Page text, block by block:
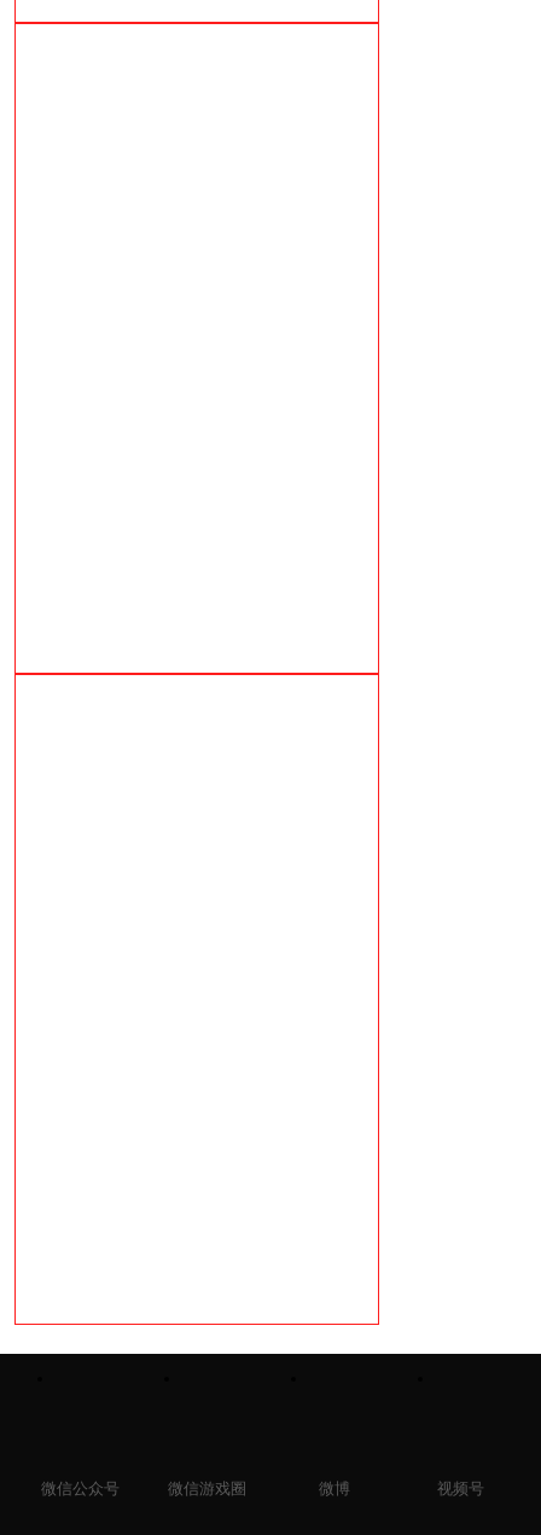
微信公众号 微信游戏圈 微博 视频号